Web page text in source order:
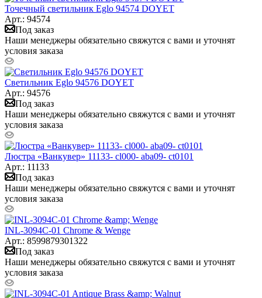
Точечный светильник Eglo 94574 DOYET
Арт.: 94574
Под заказ
Наши менеджеры обязательно свяжутся с вами и уточнят
условия заказа
Светильник Eglo 94576 DOYET
Арт.: 94576
Под заказ
Наши менеджеры обязательно свяжутся с вами и уточнят
условия заказа
Люстра «Ванкувер» 11133- cl000- aba09- ct0101
Арт.: 11133
Под заказ
Наши менеджеры обязательно свяжутся с вами и уточнят
условия заказа
INL-3094C-01 Chrome & Wenge
Арт.: 8599879301322
Под заказ
Наши менеджеры обязательно свяжутся с вами и уточнят
условия заказа